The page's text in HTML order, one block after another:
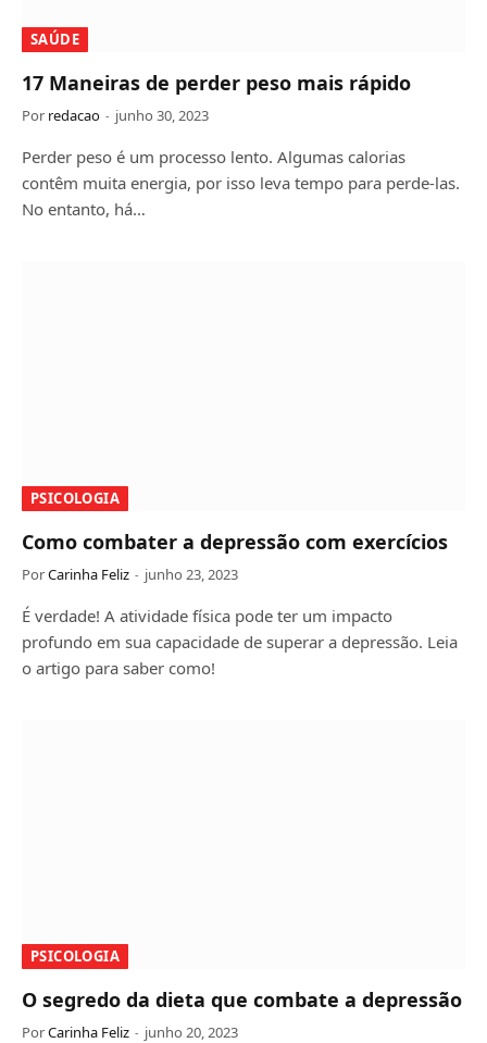
SAÚDE
17 Maneiras de perder peso mais rápido
Por redacao junho 30, 2023
Perder peso é um processo lento. Algumas calorias
contêm muita energia, por isso leva tempo para perde-las.
No entanto, há…
PSICOLOGIA
Como combater a depressão com exercícios
PorCarinha Feliz junho 23, 2023
É verdade! A atividade física pode ter um impacto
profundo em sua capacidade de superar a depressão. Leia
o artigo para saber como!
PSICOLOGIA
O segredo da dieta que combate a depressão
PorCarinha Feliz junho 20, 2023